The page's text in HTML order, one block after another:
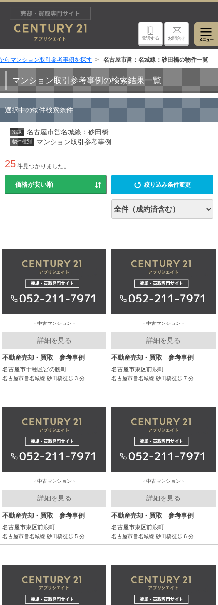
電話する お問合せ
らマンション取引参考事例を探す 名古屋市営：名城線：砂田橋の物件一覧
マンション取引参考事例の検索結果一覧
選択中の物件検索条件
沿線 名古屋市営名城線：砂田橋
物件種別 マンション取引参考事例
25 件見つかりました。
絞り込み条件変更
中古マンション
詳細を見る
不動産売却・買取 参考事例
名古屋市千種区宮の腰町
名古屋市営名城線 砂田橋徒歩 3 分
中古マンション
詳細を見る
不動産売却・買取 参考事例
名古屋市東区前浪町
名古屋市営名城線 砂田橋徒歩 7 分
中古マンション
詳細を見る
不動産売却・買取 参考事例
名古屋市東区前浪町
名古屋市営名城線 砂田橋徒歩 5 分
中古マンション
詳細を見る
不動産売却・買取 参考事例
名古屋市東区前浪町
名古屋市営名城線 砂田橋徒歩 6 分